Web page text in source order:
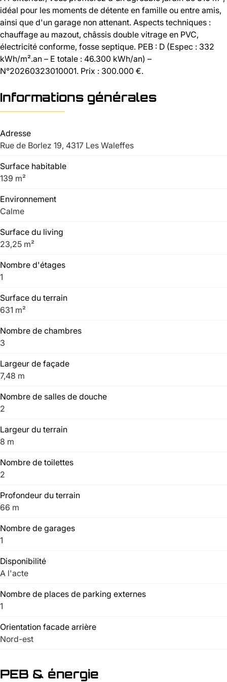
idéal pour les moments de détente en famille ou entre amis,
ainsi que d'un garage non attenant. Aspects techniques :
chauffage au mazout, châssis double vitrage en PVC,
électricité conforme, fosse septique. PEB : D (Espec : 332
kWh/m².an – E totale : 46.300 kWh/an) –
N°20260323010001. Prix : 300.000 €.
Informations générales
Adresse
Rue de Borlez 19, 4317 Les Waleffes
Surface habitable
139 m²
Environnement
Calme
Surface du living
23,25 m²
Nombre d'étages
1
Surface du terrain
631 m²
Nombre de chambres
3
Largeur de façade
7,48 m
Nombre de salles de douche
2
Largeur du terrain
8 m
Nombre de toilettes
2
Profondeur du terrain
66 m
Nombre de garages
1
Disponibilité
A l'acte
Nombre de places de parking externes
1
Orientation facade arrière
Nord-est
PEB & énergie